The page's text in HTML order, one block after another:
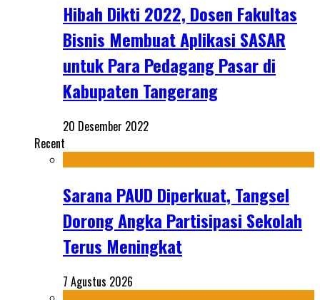
Hibah Dikti 2022, Dosen Fakultas
Bisnis Membuat Aplikasi SASAR
untuk Para Pedagang Pasar di
Kabupaten Tangerang
20 Desember 2022
Recent
Sarana PAUD Diperkuat, Tangsel
Dorong Angka Partisipasi Sekolah
Terus Meningkat
7 Agustus 2026